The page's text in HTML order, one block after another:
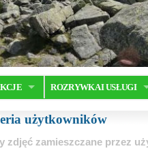
ROZRYWKA I USŁUGI
użytkowników
zdjęć zamieszczane przez